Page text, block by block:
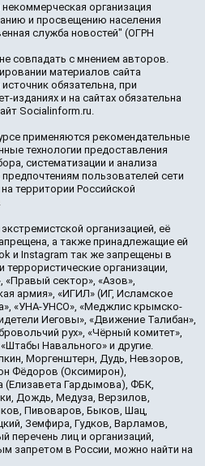
организация
и просвещению населения
служба новостей" (ОГРН
совпадать с мнением авторов.
материалов сайта
обязательна, при
изданиях и на сайтах обязательна
Socialinform.ru.
применяются рекомендательные
технологии предоставления
систематизации и анализа
пользователей сети
территории Российской
.
организацией, её
а также принадлежащие ей
и Instagram так же запрещены в
террористические организации,
«Правый сектор», «Азов»,
армия», «ИГИЛ» (ИГ, Исламское
«УНА-УНСО», «Меджлис крымско-
Иеговы», «Движение Талибан»,
рух», «Чёрный комитет»,
Навального» и другие.
Моргенштерн, Дудь, Невзоров,
Фёдоров (Оксимирон),
(Елизавета Гардымова), ФБК,
Дождь, Медуза, Верзилов,
Пивоваров, Быков, Шац,
Земфира, Гудков, Варламов,
перечень лиц и организаций,
запретом в России, можно найти на